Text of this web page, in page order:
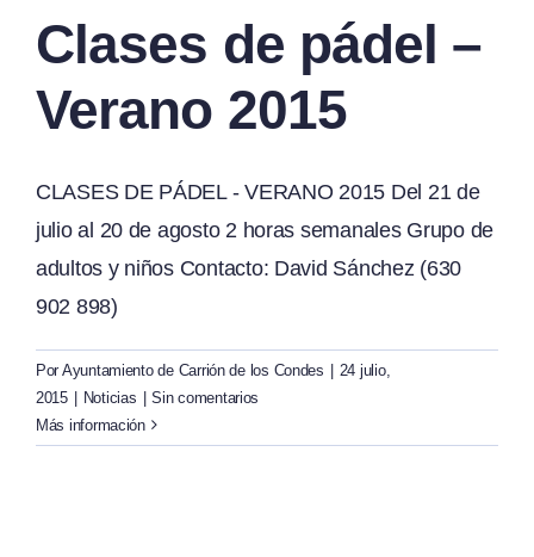
Clases de pádel –
Verano 2015
CLASES DE PÁDEL - VERANO 2015 Del 21 de
julio al 20 de agosto 2 horas semanales Grupo de
adultos y niños Contacto: David Sánchez (630
902 898)
Por Ayuntamiento de Carrión de los Condes | 24 julio,
2015 | Noticias | Sin comentarios
Más información